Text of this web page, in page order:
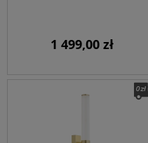
1 499,00 zł